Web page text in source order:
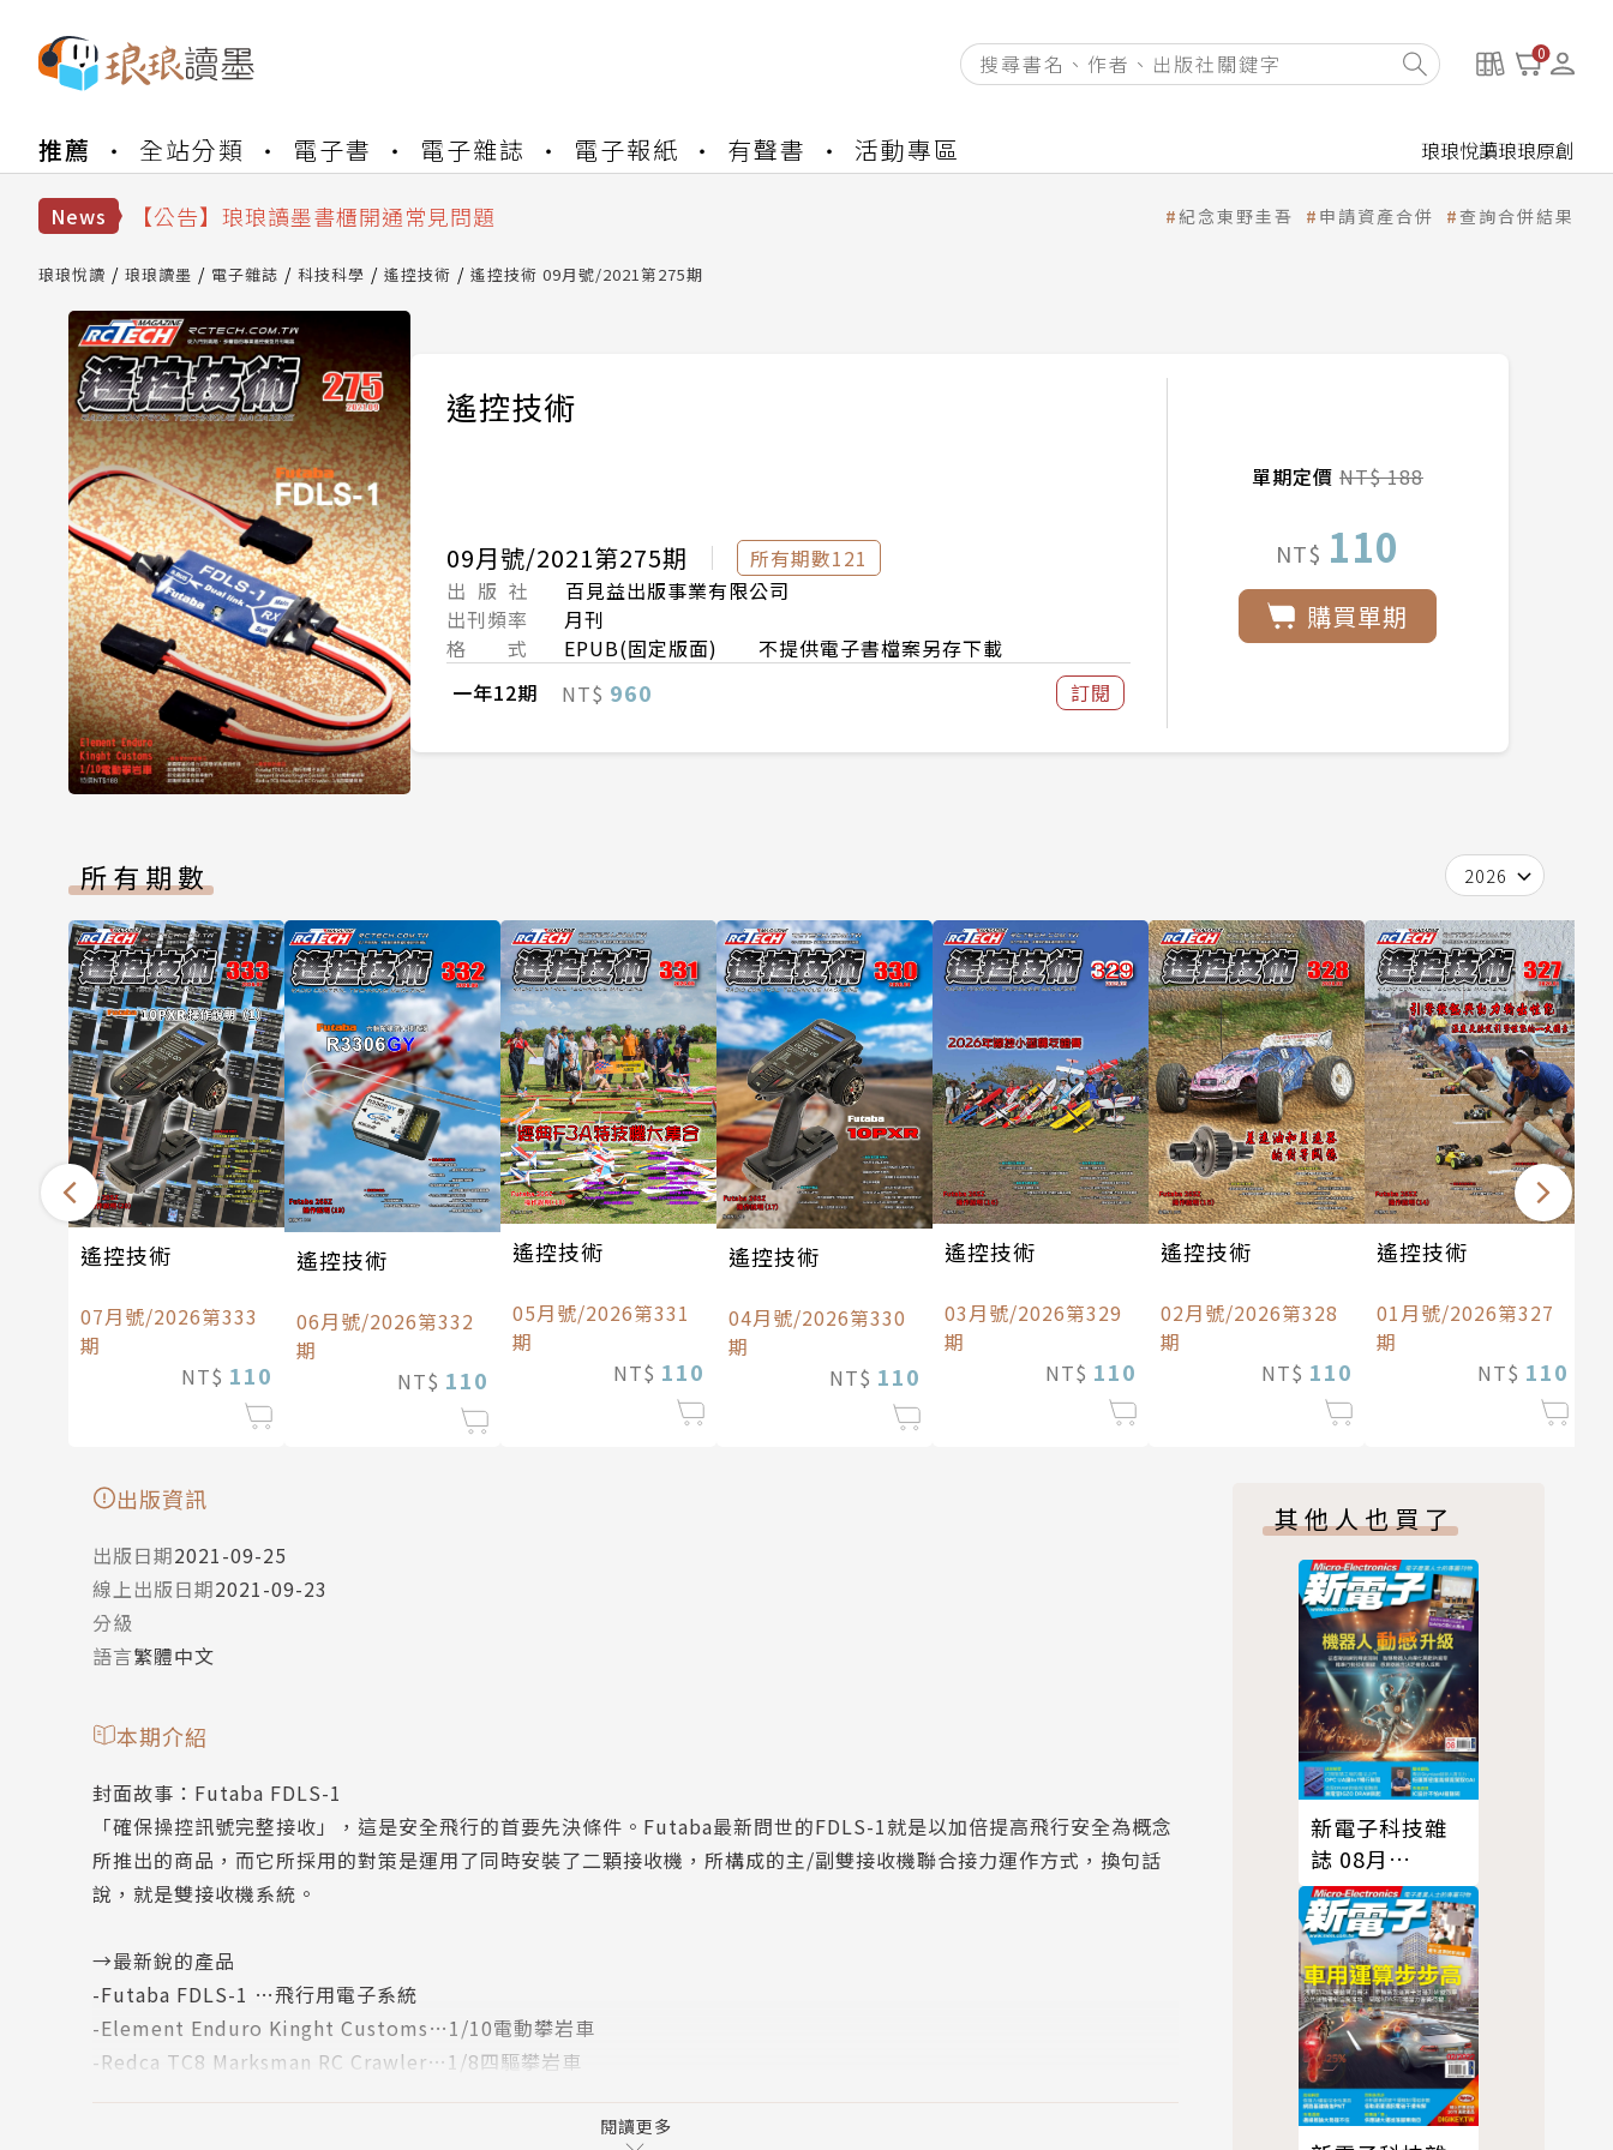
0
推薦 全站分類 電子書 電子雜誌 電子報紙 有聲書 活動專區 琅琅悅讀琅琅原創
News
【公告】因 Readmoo 讀墨系統維護中，本站同步暫停部分閱讀服務
【公告】琅琅讀墨書櫃開通常見問題
【公告】琅琅書店服務升級重要說明及資產合併結果查詢
【公告】因 Readmoo 讀墨系統維護中，本站同步暫停部分閱讀服務
紀念東野圭吾 申請資產合併 查詢合併結果
琅琅悅讀 琅琅讀墨 電子雜誌 科技科學 遙控技術 遙控技術 09月號/2021第275期
遙控技術
09月號/2021第275期
所有期數121
出 版 社
百見益出版事業有限公司
出刊頻率
月刊
格 式
EPUB(固定版面) 不提供電子書檔案另存下載
一年12期
NT$ 960 訂閱
單期定價 NT$ 188
NT$ 110
購買單期
所有期數 2026
遙控技術
07月號/2026第333
期
NT$ 110
遙控技術
06月號/2026第332
期
NT$ 110
遙控技術
05月號/2026第331
期
NT$ 110
遙控技術
04月號/2026第330
期
NT$ 110
遙控技術
03月號/2026第329
期
NT$ 110
遙控技術
02月號/2026第328
期
NT$ 110
遙控技術
01月號/2026第327
期
NT$ 110
出版資訊
出版日期2021-09-25
線上出版日期2021-09-23
分級
語言繁體中文
本期介紹
封面故事：Futaba FDLS-1
「確保操控訊號完整接收」，這是安全飛行的首要先決條件。Futaba最新問世的FDLS-1就是以加倍提高飛行安全為概念
所推出的商品，而它所採用的對策是運用了同時安裝了二顆接收機，所構成的主/副雙接收機聯合接力運作方式，換句話
說，就是雙接收機系統。
→最新銳的產品
-Futaba FDLS-1 …飛行用電子系統
-Element Enduro Kinght Customs…1/10電動攀岩車
-Redca TC8 Marksman RC Crawler…1/8四驅攀岩車
閱讀更多
其他人也買了
新電子科技雜
誌 08月
號/2025 第473
期